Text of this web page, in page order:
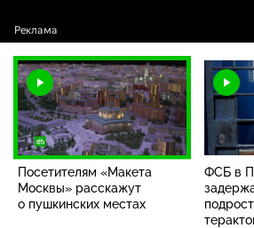
Посетителям «Макета
Москвы» расскажут
о пушкинских местах
ФСБ в